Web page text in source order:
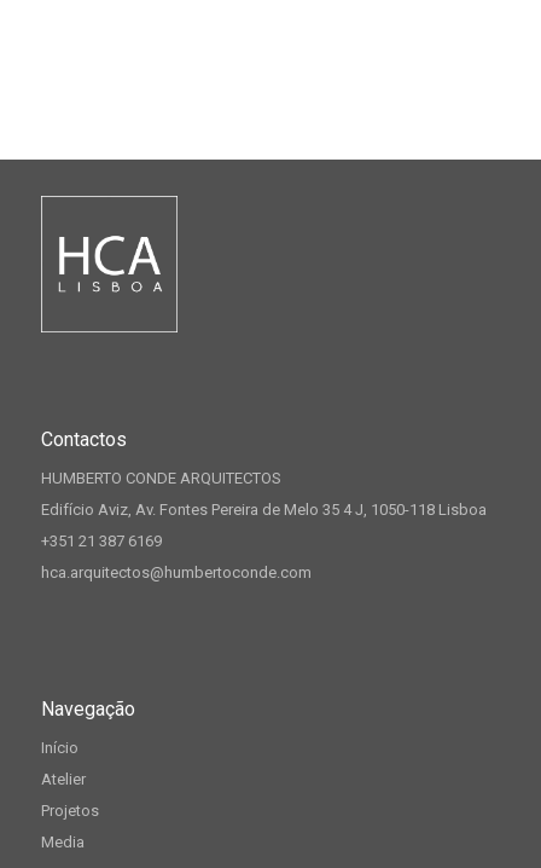
Contactos
HUMBERTO CONDE ARQUITECTOS
Edifício Aviz, Av. Fontes Pereira de Melo 35 4 J, 1050-118 Lisboa
+351 21 387 6169
hca.arquitectos@humbertoconde.com
Navegação
Início
Atelier
Projetos
Media